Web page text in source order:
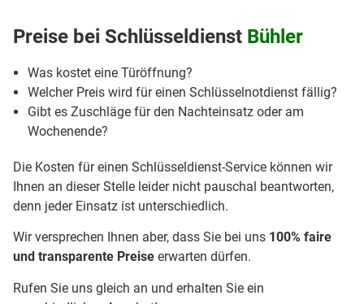
Preise bei Schlüsseldienst Bühler
Was kostet eine Türöffnung?
Welcher Preis wird für einen Schlüsselnotdienst fällig?
Gibt es Zuschläge für den Nachteinsatz oder am
Wochenende?
Die Kosten für einen Schlüsseldienst-Service können wir
Ihnen an dieser Stelle leider nicht pauschal beantworten,
denn jeder Einsatz ist unterschiedlich.
Wir versprechen Ihnen aber, dass Sie bei uns 100% faire
und transparente Preise erwarten dürfen.
Rufen Sie uns gleich an und erhalten Sie ein